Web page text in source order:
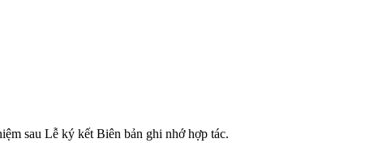
sau Lễ ký kết Biên bản ghi nhớ hợp tác.